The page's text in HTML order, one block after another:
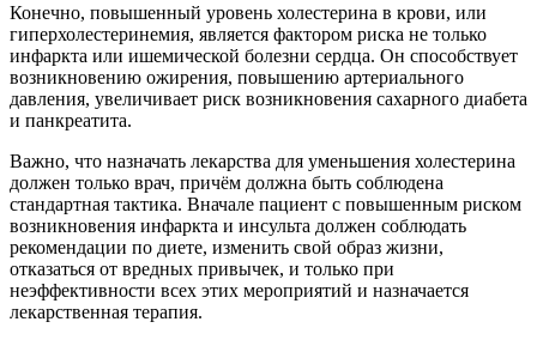
Конечно, повышенный уровень холестерина в крови, или
гиперхолестеринемия, является фактором риска не только
инфаркта или ишемической болезни сердца. Он способствует
возникновению ожирения, повышению артериального
давления, увеличивает риск возникновения сахарного диабета
и панкреатита.
Важно, что назначать лекарства для уменьшения холестерина
должен только врач, причём должна быть соблюдена
стандартная тактика. Вначале пациент с повышенным риском
возникновения инфаркта и инсульта должен соблюдать
рекомендации по диете, изменить свой образ жизни,
отказаться от вредных привычек, и только при
неэффективности всех этих мероприятий и назначается
лекарственная терапия.